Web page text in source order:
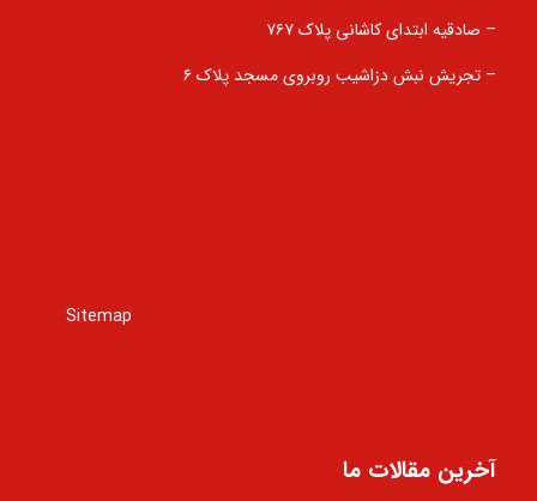
– صادقیه ابتدای کاشانی پلاک ۷۶۷
– تجریش نبش دزاشیب روبروی مسجد پلاک ۶
Sitemap
آخرین مقالات ما